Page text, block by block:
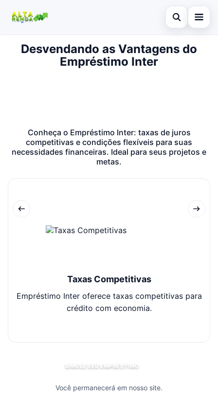
Abrir busca
Inicial
Empréstimo
Finanças
Buscar no site
Desvendando as Vantagens do
Empréstimo Inter
Conheça o Empréstimo Inter: taxas de juros
competitivas e condições flexíveis para suas
necessidades financeiras. Ideal para seus projetos e
metas.
Taxas Competitivas
Empréstimo Inter oferece taxas competitivas para
crédito com economia.
SIMULE SEU EMPRÉSTIMO
Você permanecerá em nosso site.